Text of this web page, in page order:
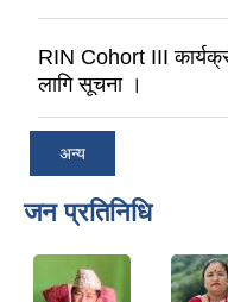
RIN Cohort III
लागि सूचना ।
अन्य
जन प्रतिनिधि